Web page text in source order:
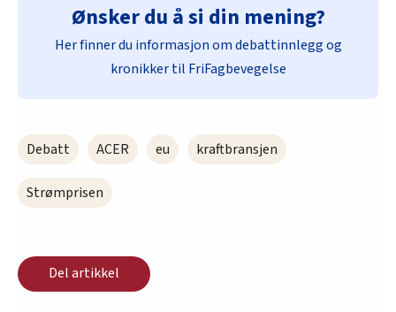
Ønsker du å si din mening?
Her finner du informasjon om debattinnlegg og
kronikker til FriFagbevegelse
Debatt ACER eu kraftbransjen
Strømprisen
Del artikkel